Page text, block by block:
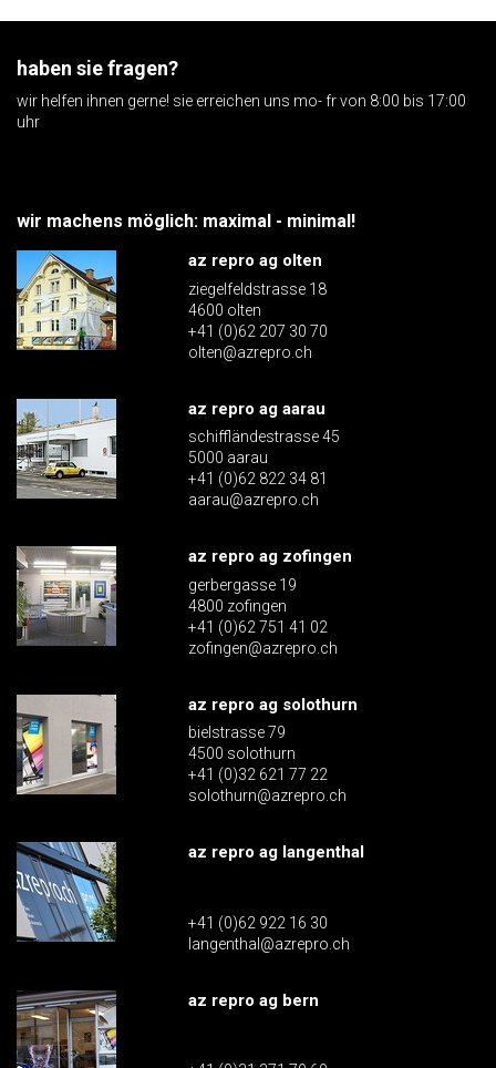
haben sie fragen?
wir helfen ihnen gerne! sie erreichen uns mo- fr von 8:00 bis 17:00
uhr
wir machens möglich: maximal - minimal!
az repro ag olten
ziegelfeldstrasse 18
4600 olten
+41 (0)62 207 30 70
olten@azrepro.ch
az repro ag aarau
schiffländestrasse 45
5000 aarau
+41 (0)62 822 34 81
aarau@azrepro.ch
az repro ag zofingen
gerbergasse 19
4800 zofingen
+41 (0)62 751 41 02
zofingen@azrepro.ch
az repro ag solothurn
bielstrasse 79
4500 solothurn
+41 (0)32 621 77 22
solothurn@azrepro.ch
az repro ag langenthal
+41 (0)62 922 16 30
langenthal@azrepro.ch
az repro ag bern